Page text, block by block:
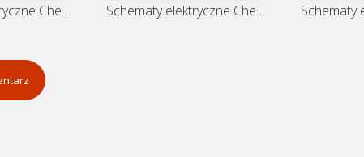
Schematy elektryczne Chery Very Schematy elektryczne Chery Storm 2